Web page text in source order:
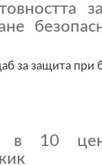
за защита при
в 10